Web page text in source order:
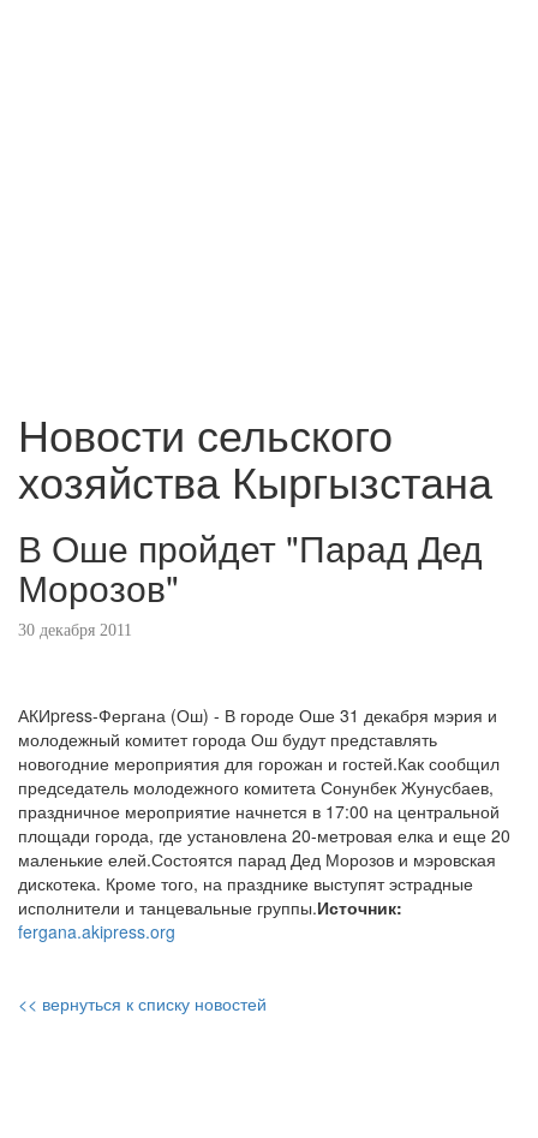
Новости сельского
хозяйства Кыргызстана
В Оше пройдет "Парад Дед
Морозов"
30 декабря 2011
АКИpress-Фергана (Ош) - В городе Оше 31 декабря мэрия и
молодежный комитет города Ош будут представлять
новогодние мероприятия для горожан и гостей.Как сообщил
председатель молодежного комитета Сонунбек Жунусбаев,
праздничное мероприятие начнется в 17:00 на центральной
площади города, где установлена 20-метровая елка и еще 20
маленькие елей.Состоятся парад Дед Морозов и мэровская
дискотека. Кроме того, на празднике выступят эстрадные
исполнители и танцевальные группы.Источник:
fergana.akipress.org
<< вернуться к списку новостей